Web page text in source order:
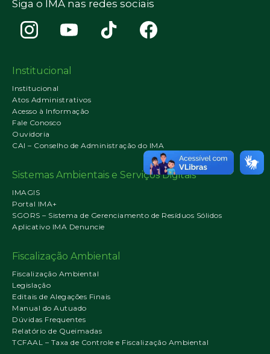
Siga o IMA nas redes sociais
Institucional
Institucional
Atos Administrativos
Acesso à Informação
Fale Conosco
Ouvidoria
CAI – Conselho de Administração do IMA
Sistemas Ambientais e Serviços Digitais
IMAGIS
Portal IMA+
SGORS – Sistema de Gerenciamento de Resíduos Sólidos
Aplicativo IMA Denuncie
Fiscalização Ambiental
Fiscalização Ambiental
Legislação
Editais de Alegações Finais
Manual do Autuado
Dúvidas Frequentes
Relatório de Queimadas
TCFAAL – Taxa de Controle e Fiscalização Ambiental